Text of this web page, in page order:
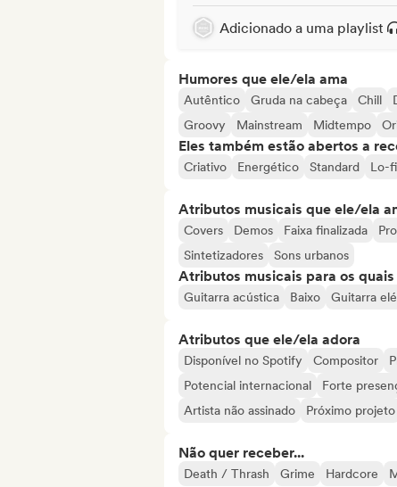
Adicionado a uma playlist
Humores que ele/ela ama
Autêntico Gruda na cabeça Chill
Groovy
Mainstream Midtempo
Eles também estão abertos a
Criativo Energético Standard Lo-fi
Atributos musicais que ele/ela
Covers Demos Faixa finalizada
Sintetizadores
Sons urbanos
Atributos musicais para os
Guitarra acústica Baixo Guitarra
Atributos que ele/ela adora
Disponível no Spotify Compositor
Potencial internacional
Forte
Artista não assinado
Próximo projeto
Não quer receber...
Death / Thrash Grime Hardcore